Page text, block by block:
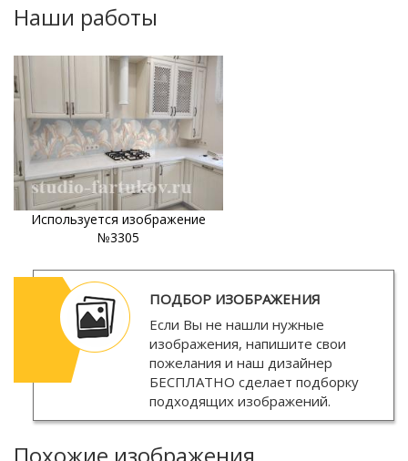
Наши работы
Используется изображение
№3305
ПОДБОР ИЗОБРАЖЕНИЯ
Если Вы не нашли нужные
изображения, напишите свои
пожелания и наш дизайнер
БЕСПЛАТНО сделает подборку
подходящих изображений.
Похожие изображения